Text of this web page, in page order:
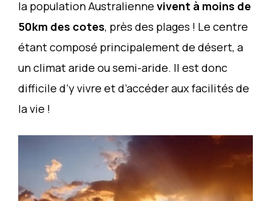
la population Australienne vivent à moins de
50km des cotes, près des plages ! Le centre
étant composé principalement de désert, a
un climat aride ou semi-aride. Il est donc
difficile d’y vivre et d’accéder aux facilités de
la vie !